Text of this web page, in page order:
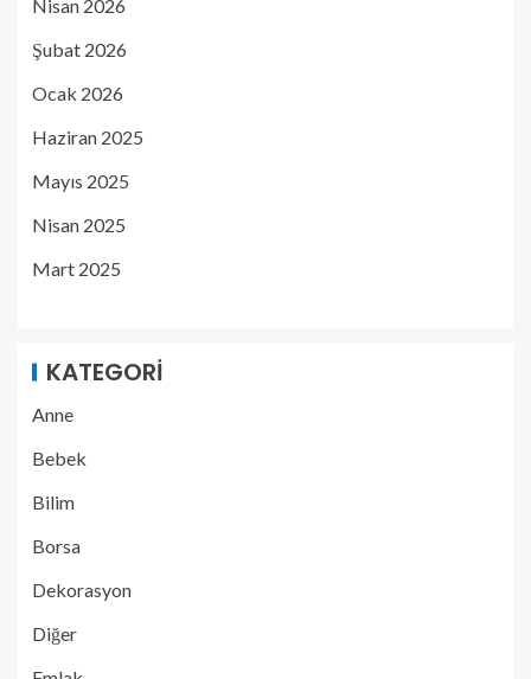
Nisan 2026
Şubat 2026
Ocak 2026
Haziran 2025
Mayıs 2025
Nisan 2025
Mart 2025
KATEGORI
Anne
Bebek
Bilim
Borsa
Dekorasyon
Diğer